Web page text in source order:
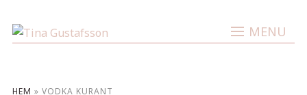
MENU
HEM » VODKA KURANT